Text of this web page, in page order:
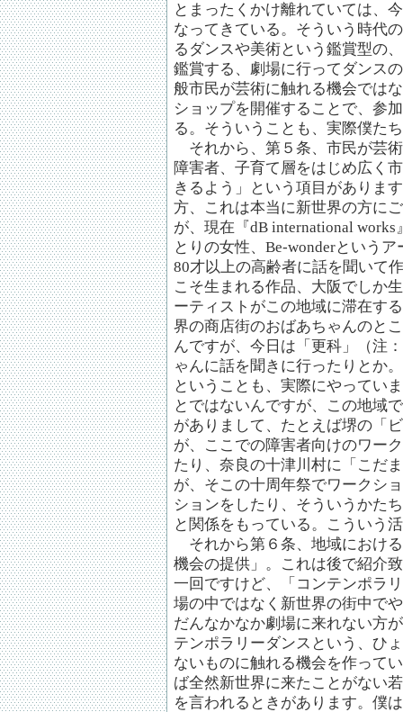
とまったくかけ離れていては、
なってきている。そういう時代
るダンスや美術という鑑賞型の
鑑賞する、劇場に行ってダンス
般市民が芸術に触れる機会では
ショップを開催することで、参
る。そういうことも、実際僕た
それから、第５条、市民が芸
障害者、子育て層をはじめ広く
きるよう」という項目がありま
方、これは本当に新世界の方に
が、現在『dB international
とりの女性、Be-wonderという
80才以上の高齢者に話を聞いて
こそ生まれる作品、大阪でしか
ーティストがこの地域に滞在す
界の商店街のおばあちゃんのと
んですが、今日は「更科」（注
ゃんに話を聞きに行ったりとか
ということも、実際にやってい
とではないんですが、この地域
がありまして、たとえば堺の「
が、ここでの障害者向けのワー
たり、奈良の十津川村に「こだ
が、そこの十周年祭でワークシ
ションをしたり、そういうかた
と関係をもっている。こういう
それから第６条、地域におけ
機会の提供」。これは後で紹介
一回ですけど、「コンテンポラ
場の中ではなく新世界の街中で
だんなかなか劇場に来れない方
テンポラリーダンスという、ひ
ないものに触れる機会を作って
ば全然新世界に来たことがない
を言われるときがあります。僕